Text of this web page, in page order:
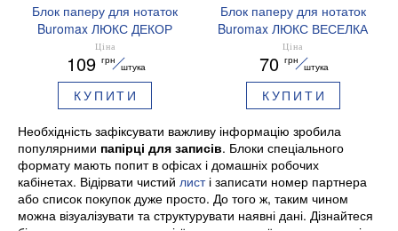
Блок паперу для нотаток
Buromax ЛЮКС ДЕКОР
90х90х30мм склеєний
BM.2282
Ціна
109 грн
штука
КУПИТИ
Блок паперу для нотаток
Buromax ЛЮКС ВЕСЕЛКА
90х90х30мм не склеєний
BM.2243
Ціна
70 грн
штука
КУПИТИ
Необхідність зафіксувати важливу інформацію зробила
популярними папірці для записів. Блоки спеціального
формату мають попит в офісах і домашніх робочих
кабінетах. Відірвати чистий листі записати номер партнера
або список покупок дуже просто. До того ж, таким чином
можна візуалізувати та структурувати наявні дані. Дізнайтеся